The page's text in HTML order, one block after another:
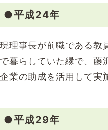
●平成24年
理事長が前職である教
暮らしていた縁で、藤
業の助成を活用して実
●平成29年